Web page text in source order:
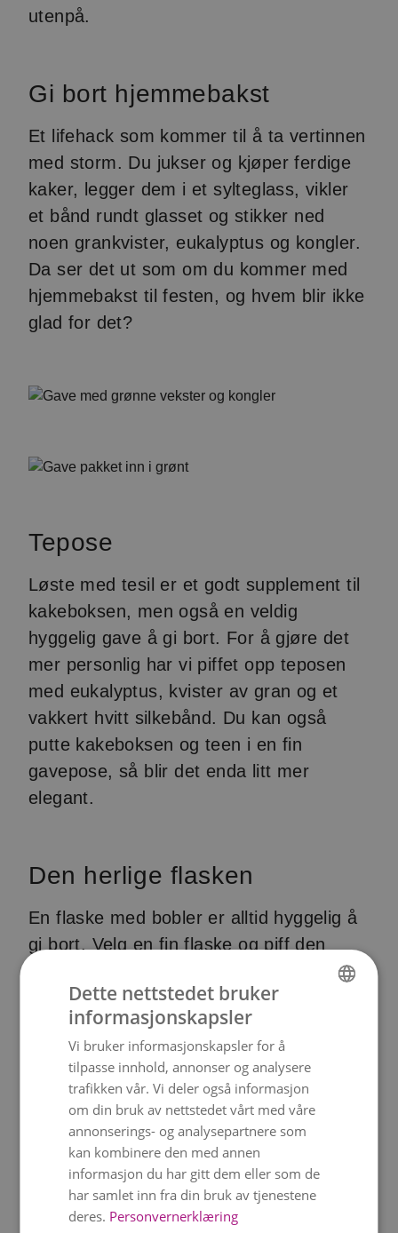
utenpå.
Gi bort hjemmebakst
Et lifehack som kommer til å ta vertinnen
med storm. Du jukser og kjøper ferdige
kaker, legger dem i et sylteglass, vikler
et bånd rundt glasset og stikker ned
noen grankvister, eukalyptus og kongler.
Da ser det ut som om du kommer med
hjemmebakst til festen, og hvem blir ikke
glad for det?
Tepose
Løste med tesil er et godt supplement til
kakeboksen, men også en veldig
hyggelig gave å gi bort. For å gjøre det
mer personlig har vi piffet opp teposen
med eukalyptus, kvister av gran og et
vakkert hvitt silkebånd. Du kan også
putte kakeboksen og teen i en fin
gavepose, så blir det enda litt mer
elegant.
Den herlige flasken
En flaske med bobler er alltid hyggelig å
gi bort. Velg en fin flaske og piff den
deretter opp med sesongens grønt og
vakre bånd. Her har vi brukt et
naturbånd, men det går også an å velge
et bånd i f.eks. silke, blonde, sateng og
fløyel.
ENGLISH
Dette nettstedet bruker
informasjonskapsler
Vi bruker informasjonskapsler for å
tilpasse innhold, annonser og analysere
trafikken vår. Vi deler også informasjon
om din bruk av nettstedet vårt med våre
annonserings- og analysepartnere som
kan kombinere den med annen
informasjon du har gitt dem eller som de
har samlet inn fra din bruk av tjenestene
deres. Personvernerklæring